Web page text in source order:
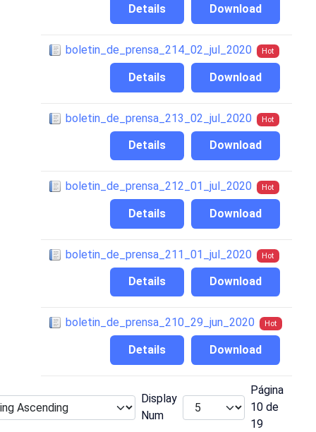
Download
Details
boletin_de_prensa_214_02_jul_2020 Hot
Download
Details
boletin_de_prensa_213_02_jul_2020 Hot
Download
Details
boletin_de_prensa_212_01_jul_2020 Hot
Download
Details
boletin_de_prensa_211_01_jul_2020 Hot
Download
Details
boletin_de_prensa_210_29_jun_2020 Hot
Download
Details
Display
Num
Página
10 de
19